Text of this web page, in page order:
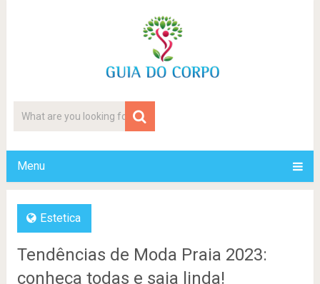
Menu
Estetica
Tendências de Moda Praia 2023:
conheça todas e saia linda!